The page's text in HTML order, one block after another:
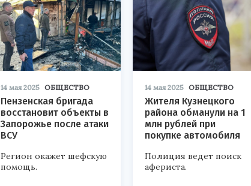
14 мая 2025 ОБЩЕСТВО
Пензенская бригада
восстановит объекты в
Запорожье после атаки
ВСУ
Регион окажет шефскую
помощь.
14 мая 2025 ОБЩЕСТВО
Жителя Кузнецкого
района обманули на 1
млн рублей при
покупке автомобиля
Полиция ведет поиск
афериста.